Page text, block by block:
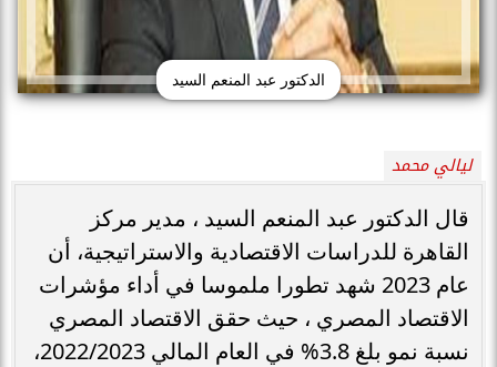
الدكتور عبد المنعم السيد
ليالي محمد
قال الدكتور عبد المنعم السيد ، مدير مركز
القاهرة للدراسات الاقتصادية والاستراتيجية، أن
عام 2023 شهد تطورا ملموسا في أداء مؤشرات
الاقتصاد المصري ، حيث حقق الاقتصاد المصري
نسبة نمو بلغ 3.8% في العام المالي 2022/2023،